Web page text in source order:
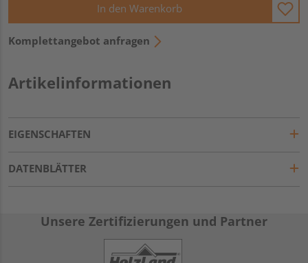
In den Warenkorb
Komplettangebot anfragen
Artikelinformationen
EIGENSCHAFTEN
DATENBLÄTTER
Unsere Zertifizierungen und Partner